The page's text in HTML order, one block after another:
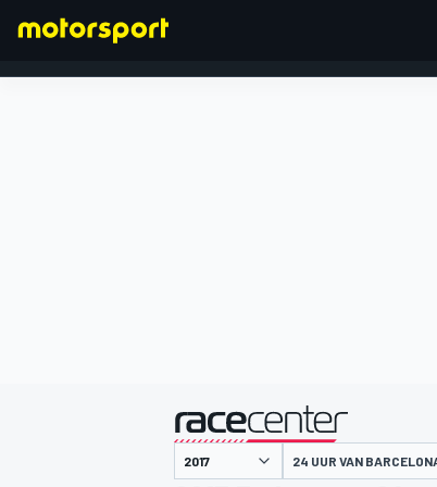
gepresenteerd
24 UUR VAN